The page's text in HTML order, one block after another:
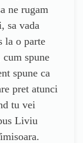
ne rugam
sa vada
la o parte
cum spune
spune ca
pret atunci
tu vei
Liviu